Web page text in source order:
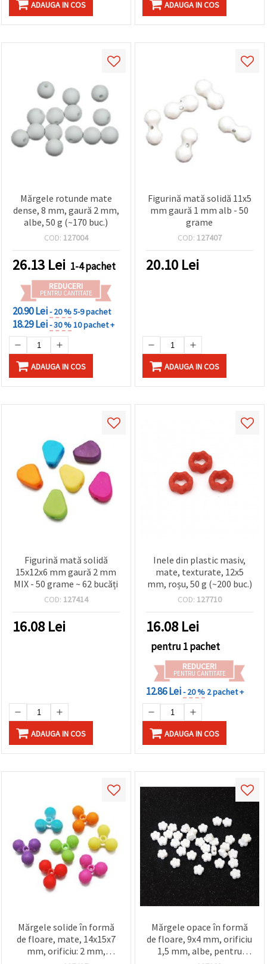
ADAUGA IN COS ADAUGA IN COS
Mărgele rotunde mate
dense, 8 mm, gaură 2 mm,
albe, 50 g (~170 buc.)
COD: 127004
26.13 Lei 1-4 pachet
REDUCERI
PENTRU CANTITATE
20.90 Lei- 20 %5-9 pachet
18.29 Lei- 30 %10 pachet +
ADAUGA IN COS
Figurină mată solidă 11x5
mm gaură 1 mm alb - 50
grame
COD: 127407
20.10 Lei
ADAUGA IN COS
Figurină mată solidă
15x12x6 mm gaură 2 mm
MIX - 50 grame ~ 62 bucăți
COD: 127414
16.08 Lei
ADAUGA IN COS
Inele din plastic masiv,
mate, texturate, 12x5
mm, roșu, 50 g (~200 buc.)
COD: 127710
16.08 Lei
pentru 1 pachet
REDUCERI
PENTRU CANTITATE
12.86 Lei- 20 % 2 pachet +
ADAUGA IN COS
Mărgele solide în formă
de floare, mate, 14x15x7
mm, orificiu: 2 mm,
Mărgele opace în formă
de floare, 9x4 mm, orificiu
1,5 mm, albe, pentru